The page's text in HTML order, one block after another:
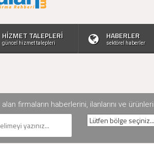
HİZMET TALEPLERİ
güncel hizmet talepleri
HABERLER
sektörel haberler
firmaların haberlerini, ilanlarını ve